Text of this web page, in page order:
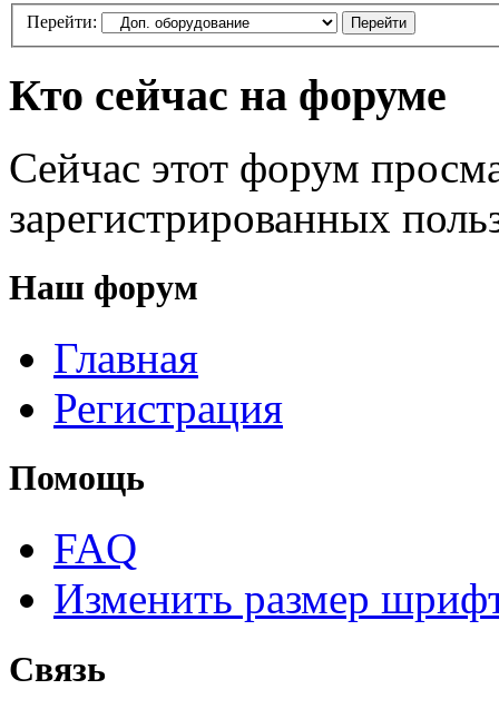
Перейти:
Кто сейчас на форуме
Сейчас этот форум
зарегистрированных
Наш форум
Главная
Регистрация
Помощь
FAQ
Изменить размер
Связь